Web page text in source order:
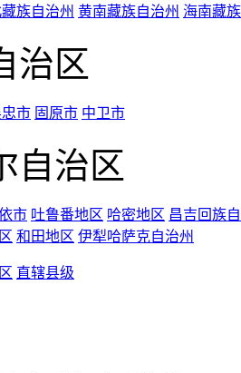
族自治州 黄南藏族自治州 海南藏
治区
市 固原市 中卫市
自治区
市 吐鲁番地区 哈密地区 昌吉回族
和田地区 伊犁哈萨克自治州
直辖县级